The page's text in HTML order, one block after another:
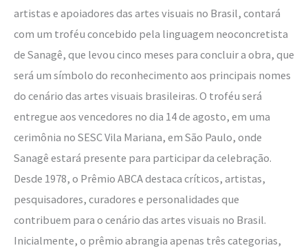
artistas e apoiadores das artes visuais no Brasil, contará
com um troféu concebido pela linguagem neoconcretista
de Sanagê, que levou cinco meses para concluir a obra, que
será um símbolo do reconhecimento aos principais nomes
do cenário das artes visuais brasileiras. O troféu será
entregue aos vencedores no dia 14 de agosto, em uma
cerimônia no SESC Vila Mariana, em São Paulo, onde
Sanagê estará presente para participar da celebração.
Desde 1978, o Prêmio ABCA destaca críticos, artistas,
pesquisadores, curadores e personalidades que
contribuem para o cenário das artes visuais no Brasil.
Inicialmente, o prêmio abrangia apenas três categorias,